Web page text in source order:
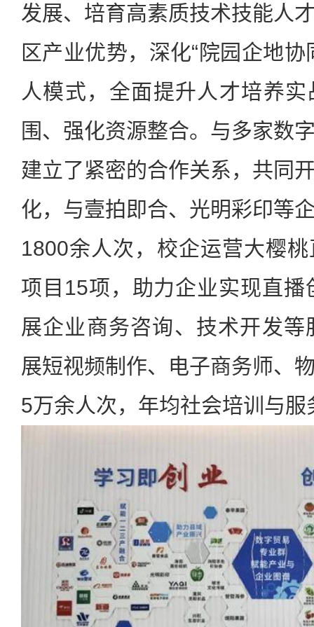
发展、培育高素质技术技能人
区产业优势，深化“院园企地
人模式，全面提升人才培养
围、强化资源整合。与多家数
建立了紧密的合作关系，共同
化，与壹拍即合、光明彩印等
1800余人次，校企运营大樱
项目15项，助力企业实现直
展企业商务咨询、技术开发
展短视频制作、电子商务师、
5万余人次，年均社会培训与